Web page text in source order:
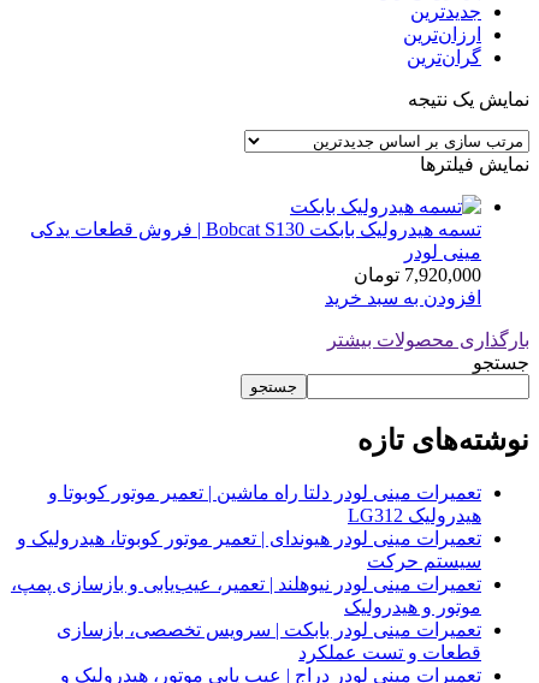
جدیدترین
ارزان‌ترین
گران‌ترین
نمایش یک نتیجه
نمایش فیلترها
تسمه هیدرولیک بابکت Bobcat S130 | فروش قطعات یدکی
مینی لودر
7,920,000 تومان
افزودن به سبد خرید
بارگذاری محصولات بیشتر
جستجو
جستجو
نوشته‌های تازه
تعمیرات مینی لودر دلتا راه ماشین | تعمیر موتور کوبوتا و
هیدرولیک LG312
تعمیرات مینی لودر هیوندای | تعمیر موتور کوبوتا، هیدرولیک و
سیستم حرکت
تعمیرات مینی لودر نیوهلند | تعمیر، عیب‌یابی و بازسازی پمپ،
موتور و هیدرولیک
تعمیرات مینی لودر بابکت | سرویس تخصصی، بازسازی
قطعات و تست عملکرد
تعمیرات مینی لودر دراج | عیب یابی موتور، هیدرولیک و